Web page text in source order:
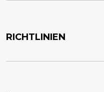
RICHTLINIEN